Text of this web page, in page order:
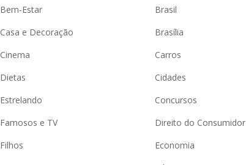
Bem-Estar
Casa e Decoração
Cinema
Dietas
Estrelando
Famosos e TV
Filhos
Brasil
Brasília
Carros
Cidades
Concursos
Direito do Consumidor
Economia